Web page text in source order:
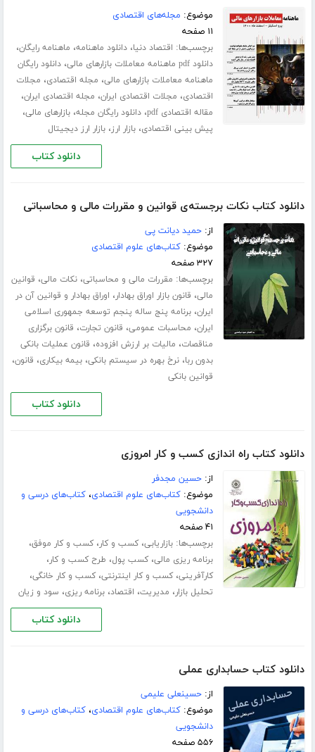
موضوع: مجله‌های اقتصادی
۱۱ صفحه
برچسب‌ها: اقتصاد دنیا،دانلود ماهنامه، ماهنامه رایگان،
دانلود pdf ماهنامه معاملات بازارهای مالی ،دانلود رایگان
ماهنامه معاملات بازارهای مالی، مجله اقتصادی، مجلات
اقتصادی، مجلات اقتصادی ایران، مجله اقتصادی ایران،
مقاله اقتصادی pdf ،دانلود رایگان مجله،بازارهای مالی،
پیش بینی اقتصادی،بازار ارز،بازار ارز دیجیتال
دانلود کتاب
دانلود کتاب نکات برجسته‌ی قوانین و مقررات مالی و محاسباتی
از:حمید دیانت پی
موضوع:کتاب‌های علوم اقتصادی
۳۲۷ صفحه
برچسب‌ها: مقررات مالی و محاسباتی،نکات مالی، قوانین
مالی، قانون بازار اوراق بهادار، اوراق بهادار و قوانین آن در
ایران،برنامه پنج ساله پنجم توسعه جمهوری اسلامی
ایران، محاسبات عمومی، قانون تجارت، قانون برگزاری
مناقصات، مالیات بر ارزش افزوده، قانون عملیات بانکی
بدون ربا،نرخ بهره در سیستم بانکی،بیمه بیکاری، قانون،
قوانین بانکی
دانلود کتاب
دانلود کتاب راه اندازی کسب و کار امروزی
از:حسین مجدفر
موضوع:کتاب‌های علوم اقتصادی،کتاب‌های درسی و
دانشجویی
۴۱ صفحه
برچسب‌ها:بازاریابی،کسب و کار،کسب و کار موفق،
برنامه ریزی مالی،کسب پول، طرح کسب و کار،
کارآفرینی،کسب و کار اینترنتی،کسب و کار خانگی،
تحلیل بازار، مدیریت، اقتصاد،برنامه ریزی، سود و زیان
دانلود کتاب
دانلود کتاب حسابداری عملی
از:حسینعلی علیمی
موضوع:کتاب‌های علوم اقتصادی،کتاب‌های درسی و
دانشجویی
۵۵۶ صفحه